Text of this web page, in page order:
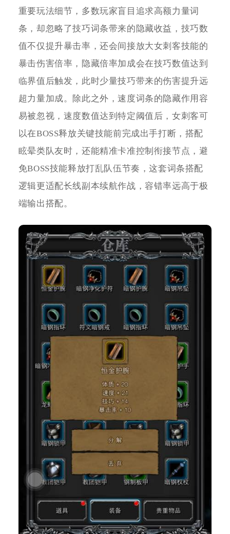
重要玩法细节，多数玩家盲目追求高额力量词
条，却忽略了技巧词条带来的隐藏收益，技巧数
值不仅提升暴击率，还会间接放大女刺客技能的
暴击伤害倍率，隐藏倍率加成会在技巧数值达到
临界值后触发，此时少量技巧带来的伤害提升远
超力量加成。除此之外，速度词条的隐藏作用容
易被忽视，速度数值达到特定阈值后，女刺客可
以在BOSS释放关键技能前完成出手打断，搭配
眩晕类队友时，还能精准卡准控制衔接节点，避
免BOSS技能释放打乱队伍节奏，这套词条搭配
逻辑更适配长线副本续航作战，容错率远高于极
端输出搭配。